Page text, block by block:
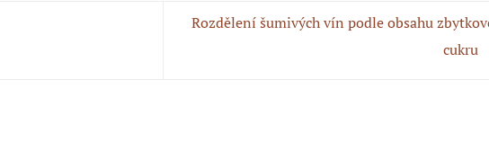
Rozdělení šumivých vín podle obsahu
cukru